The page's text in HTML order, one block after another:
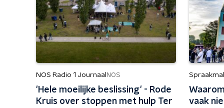
NOS Radio 1 Journaal NOS
'Hele moeilijke beslissing' - Rode
Kruis over stoppen met hulp Ter
vaak